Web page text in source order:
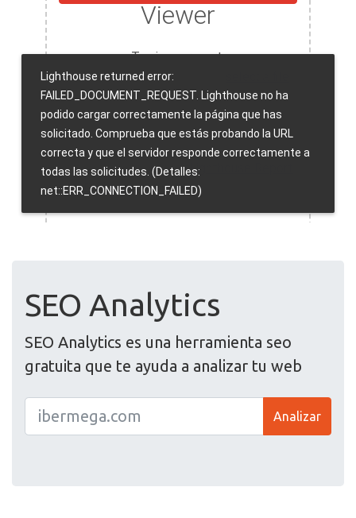
SEO Analytics
SEO Analytics es una herramienta seo
gratuita que te ayuda a analizar tu web
Analizar